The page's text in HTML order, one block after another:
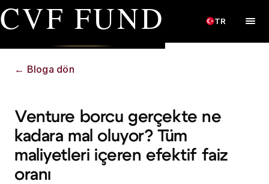
CVF FUND TR
← Bloga dön
Venture borcu gerçekte ne
kadara mal oluyor? Tüm
maliyetleri içeren efektif faiz
oranı